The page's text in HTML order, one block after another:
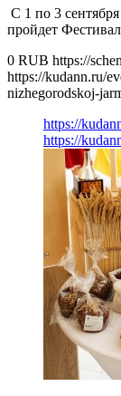
С 1 по 3
пройдет
0 RUB https://
https://kudann.ru/
nizhegorodskoj-
https://
https://